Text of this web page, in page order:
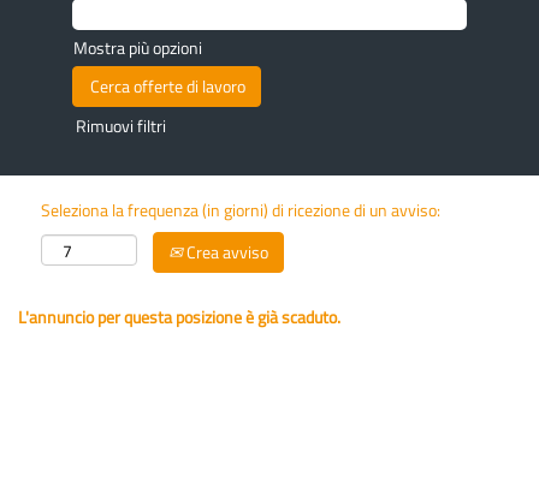
Mostra più opzioni
Rimuovi filtri
Seleziona la frequenza (in giorni) di ricezione di un avviso:
Crea avviso
L'annuncio per questa posizione è già scaduto.